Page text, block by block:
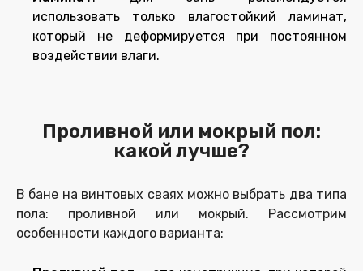
использовать только влагостойкий ламинат,
который не деформируется при постоянном
воздействии влаги.
Проливной или мокрый пол:
какой лучше?
В бане на винтовых сваях можно выбрать два типа
пола: проливной или мокрый. Рассмотрим
особенности каждого варианта: